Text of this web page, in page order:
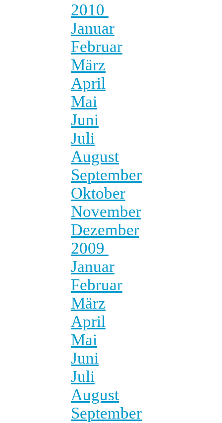
2010
Januar
Februar
März
April
Mai
Juni
Juli
August
September
Oktober
November
Dezember
2009
Januar
Februar
März
April
Mai
Juni
Juli
August
September